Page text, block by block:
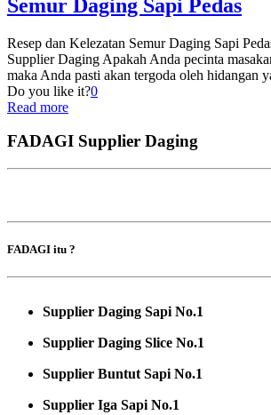
Semur Daging Sapi Pedas
Resep dan Kelezatan Semur Daging Sapi
Supplier Daging Apakah Anda pecinta
maka Anda pasti akan tergoda oleh hidangan
Do you like it?0
Read more
FADAGI Supplier Daging
FADAGI itu ?
Supplier Daging Sapi No.1
Supplier Daging Slice No.1
Supplier Buntut Sapi No.1
Supplier Iga Sapi No.1